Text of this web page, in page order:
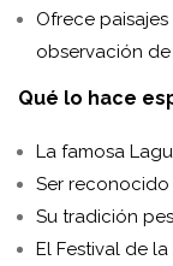
Ofrece
observación
Qué lo hace
La famosa
Ser
Su tradición
El Festival de